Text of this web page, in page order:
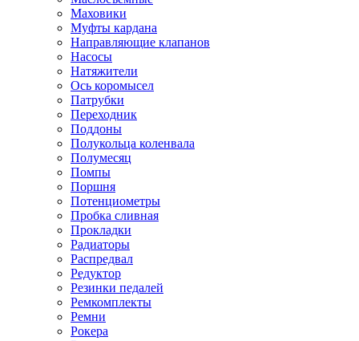
Маховики
Муфты кардана
Направляющие клапанов
Насосы
Натяжители
Ось коромысел
Патрубки
Переходник
Поддоны
Полукольца коленвала
Полумесяц
Помпы
Поршня
Потенциометры
Пробка сливная
Прокладки
Радиаторы
Распредвал
Редуктор
Резинки педалей
Ремкомплекты
Ремни
Рокера